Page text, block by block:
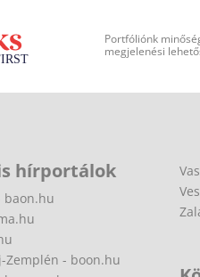
Portfóliónk
megjelenési
hírportálok
baon.hu
Zemplén - boon.hu